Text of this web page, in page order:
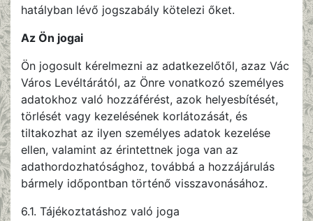
hatályban lévő jogszabály kötelezi őket.
Az Ön jogai
Ön jogosult kérelmezni az adatkezelőtől, azaz Vác
Város Levéltárától, az Önre vonatkozó személyes
adatokhoz való hozzáférést, azok helyesbítését,
törlését vagy kezelésének korlátozását, és
tiltakozhat az ilyen személyes adatok kezelése
ellen, valamint az érintettnek joga van az
adathordozhatósághoz, továbbá a hozzájárulás
bármely időpontban történő visszavonásához.
6.1. Tájékoztatáshoz való joga